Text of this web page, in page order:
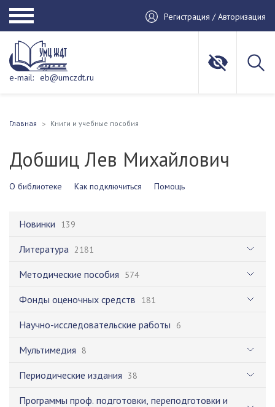
Регистрация / Авторизация
e-mail: eb@umczdt.ru
Главная Книги и учебные пособия
Добшиц Лев Михайлович
О библиотеке Как подключиться Помощь
Новинки 139
Литература 2181
Методические пособия 574
Фонды оценочных средств 181
Научно-исследовательские работы 6
Мультимедия 8
Периодические издания 38
Программы проф. подготовки, переподготовки и